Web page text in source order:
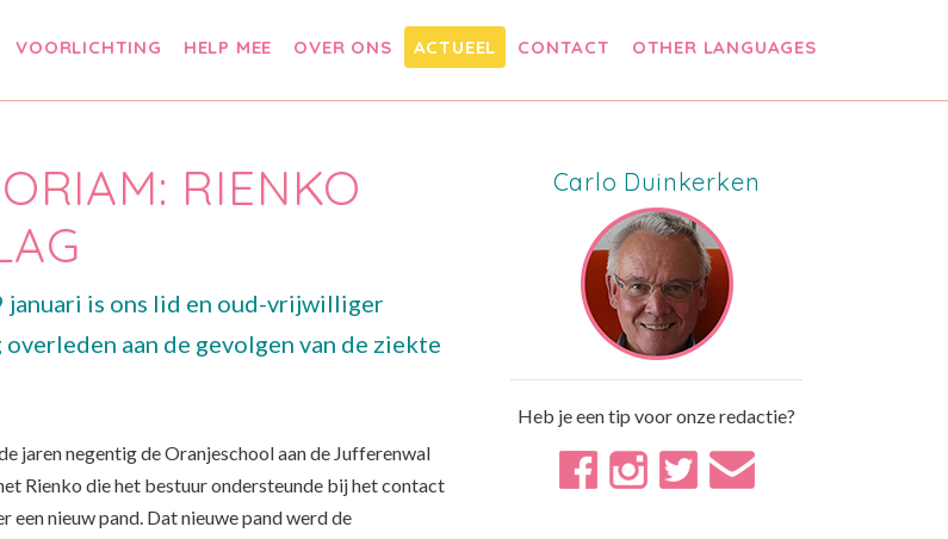
VOORLICHTING HELP MEE OVER ONS ACTUEEL CONTACT OTHER LANGUAGES
RIENKO
januari is ons lid en oud-vrijwilliger
overleden aan de gevolgen van de ziekte
jaren negentig de Oranjeschool aan de Jufferenwal
Rienko die het bestuur ondersteunde bij het contact
een nieuw pand. Dat nieuwe pand werd de
Carlo Duinkerken
Heb je een tip voor onze redactie?